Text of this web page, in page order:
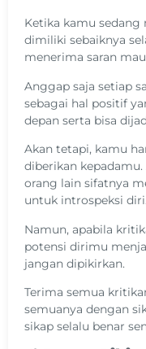
Ketika kamu
dimiliki sebaiknya
menerima saran
Anggap saja setiap
sebagai hal positif
depan serta bisa
Akan tetapi, kamu
diberikan
orang lain sifatnya
untuk introspeksi diri.
Namun, apabila
potensi dirimu
jangan dipikirkan.
Terima semua
semuanya dengan
sikap selalu benar